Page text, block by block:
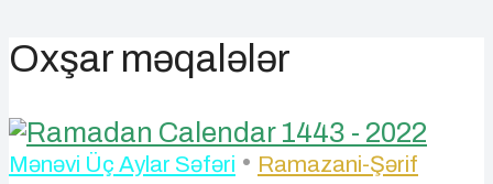
Oxşar məqalələr
Mənəvi Üç Aylar Səfəri • Ramazani-Şərif